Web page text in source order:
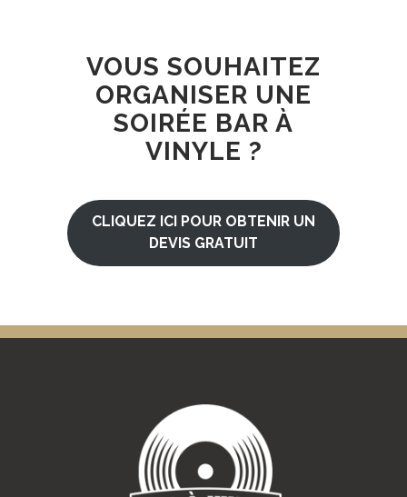
VOUS SOUHAITEZ
ORGANISER UNE
SOIRÉE BAR À
VINYLE ?
CLIQUEZ ICI POUR OBTENIR UN
DEVIS GRATUIT